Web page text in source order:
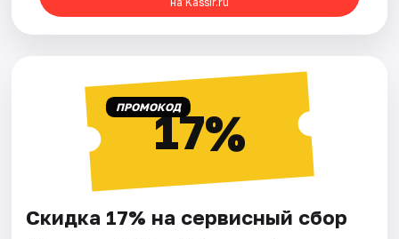
ПРОМОКОД17%
Скидка 17% на сервисный сбор